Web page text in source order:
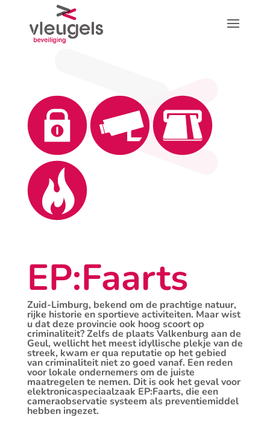
EP:Faarts
Zuid-Limburg, bekend om de prachtige natuur,
rijke historie en sportieve activiteiten. Maar wist
u dat deze provincie ook hoog scoort op
criminaliteit? Zelfs de plaats Valkenburg aan de
Geul, wellicht het meest idyllische plekje van de
streek, kwam er qua reputatie op het gebied
van criminaliteit niet zo goed vanaf. Een reden
voor lokale ondernemers om de juiste
maatregelen te nemen. Dit is ook het geval voor
elektronicaspeciaalzaak EP:Faarts, die een
cameraobservatie systeem als preventiemiddel
hebben ingezet.